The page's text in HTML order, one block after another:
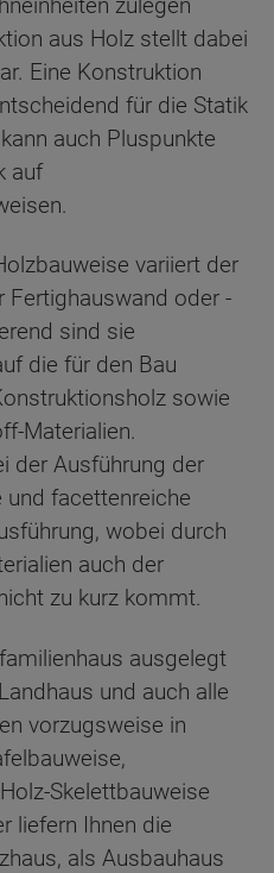
aus Holz stellt dabei
Eine Konstruktion
für die Statik
auch Pluspunkte
auf
variiert der
Fertighauswand oder -
sind sie
die für den Bau
sowie
Materialien.
der Ausführung der
facettenreiche
wobei durch
auch der
zu kurz kommt.
ausgelegt
und auch alle
vorzugsweise in
Skelettbauweise
liefern Ihnen die
als Ausbauhaus